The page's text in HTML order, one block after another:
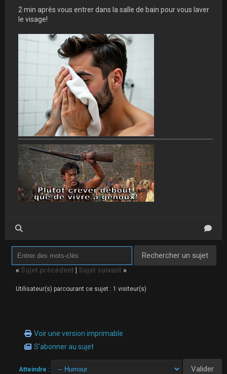
2 min après vous entrer dans la salle de bain pour vous laver
le visage!
« Sujet précédent Sujet suivant »
Utilisateur(s) parcourant ce sujet : 1 visiteur(s)
Voir une version imprimable
S’abonner au sujet
Atteindre :